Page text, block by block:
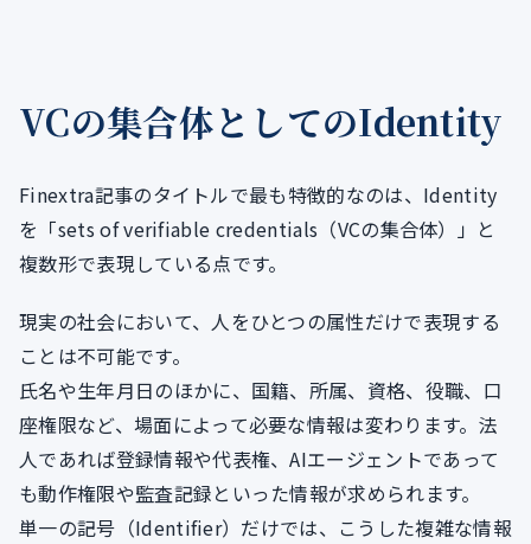
VCの集合体としてのIdentity
Finextra記事のタイトルで最も特徴的なのは、Identity
を「sets of verifiable credentials（VCの集合体）」と
複数形で表現している点です。
現実の社会において、人をひとつの属性だけで表現する
ことは不可能です。
氏名や生年月日のほかに、国籍、所属、資格、役職、口
座権限など、場面によって必要な情報は変わります。法
人であれば登録情報や代表権、AIエージェントであって
も動作権限や監査記録といった情報が求められます。
単一の記号（Identifier）だけでは、こうした複雑な情報